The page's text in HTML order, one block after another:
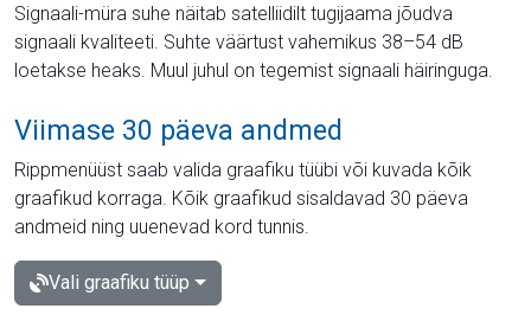
Signaali-müra suhe näitab satelliidilt tugijaama jõudva
signaali kvaliteeti. Suhte väärtust vahemikus 38–54 dB
loetakse heaks. Muul juhul on tegemist signaali häiringuga.
Viimase 30 päeva andmed
Rippmenüüst saab valida graafiku tüübi või kuvada kõik
graafikud korraga. Kõik graafikud sisaldavad 30 päeva
andmeid ning uuenevad kord tunnis.
Vali graafiku tüüp